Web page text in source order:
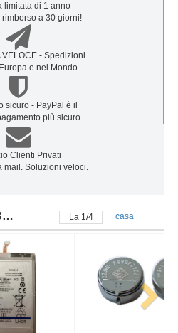
limitata di 1 anno
a 30 giorni!
VELOCE - Spedizioni
e nel Mondo
sicuro - PayPal è il
più sicuro
Clienti Privati
mail. Soluzioni veloci.
Prodotti più popolari - Batteria samsung La 2/4 casa